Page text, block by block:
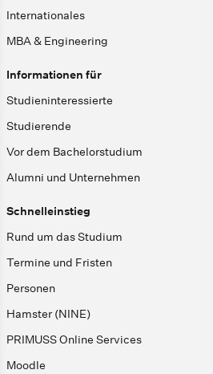
Internationales
MBA & Engineering
Informationen für
Studieninteressierte
Studierende
Vor dem Bachelorstudium
Alumni und Unternehmen
Schnelleinstieg
Rund um das Studium
Termine und Fristen
Personen
Hamster (NINE)
PRIMUSS Online Services
Moodle